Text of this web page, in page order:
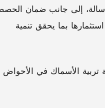
إلى جانب ضمان
بما يحقق تنمية
تربية الأسماك في الأحواض